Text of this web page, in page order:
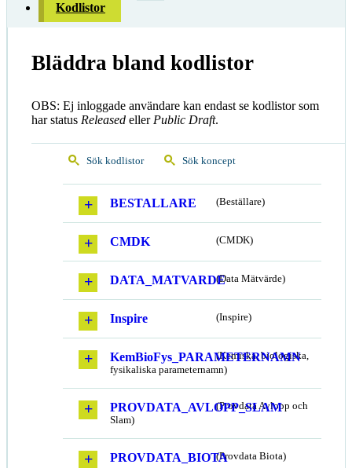
Kodlistor
Bläddra bland kodlistor
OBS: Ej inloggade användare kan endast se kodlistor som
har status Released eller Public Draft.
Sök kodlistor Sök koncept
BESTALLARE (Beställare)
CMDK (CMDK)
DATA_MATVARDE(Data Mätvärde)
Inspire (Inspire)
KemBioFys_PARAMETERNAMN
(Kemiska, biologiska,
fysikaliska parameternamn)
PROVDATA_AVLOPP_SLAM
(Provdata Avlopp och
Slam)
PROVDATA_BIOTA(Provdata Biota)